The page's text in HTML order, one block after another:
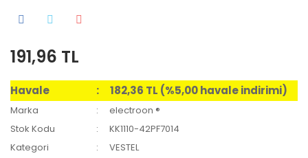
191,96 TL
Havale 182,36 TL (%5,00 havale indirimi)
Marka
electroon ®
Stok Kodu
KK1110-42PF7014
Kategori
VESTEL